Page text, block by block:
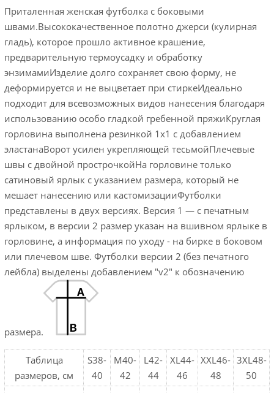
Приталенная женская футболка с боковыми
швами.Высококачественное полотно джерси (кулирная
гладь), которое прошло активное крашение,
предварительную термоусадку и обработку
энзимамиИзделие долго сохраняет свою форму, не
деформируется и не выцветает при стиркеИдеально
подходит для всевозможных видов нанесения благодаря
использованию особо гладкой гребенной пряжиКруглая
горловина выполнена резинкой 1x1 с добавлением
эластанаВорот усилен укрепляющей тесьмойПлечевые
швы с двойной прострочкойНа горловине только
сатиновый ярлык с указанием размера, который не
мешает нанесению или кастомизацииФутболки
представлены в двух версиях. Версия 1 — с печатным
ярлыком, в версии 2 размер указан на вшивном ярлыке в
горловине, а информация по уходу - на бирке в боковом
или плечевом шве. Футболки версии 2 (без печатного
лейбла) выделены добавлением "v2" к обозначению
размера.
Таблица
размеров, см
S38-
40
M40-
42
L42-
44
XL44-
46
XXL46-
48
3XL48-
50